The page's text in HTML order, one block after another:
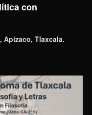
con
Apizaco, Tlaxcala.